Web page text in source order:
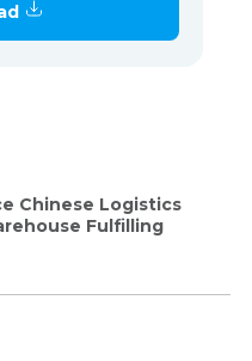
Chinese Logistics
Fulfilling